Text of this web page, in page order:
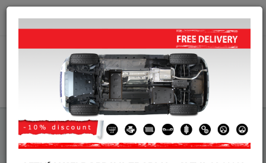
info@krytpodmotor.com
Kryt pod motor Citroen Kryt pod motor Citroen DS4
Značky vozidel